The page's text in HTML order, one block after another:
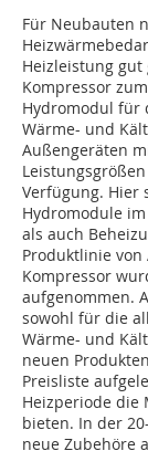
Für Neubauten
Heizleistung gut
Kompressor
Hydromodul für
Wärme- und
Außengeräten
Verfügung. Hier
Hydromodule
als auch
Produktlinie
Kompressor
aufgenommen.
sowohl für die
Wärme- und
neuen
Preisliste
Heizperiode die
bieten. In der
neue Zubehöre